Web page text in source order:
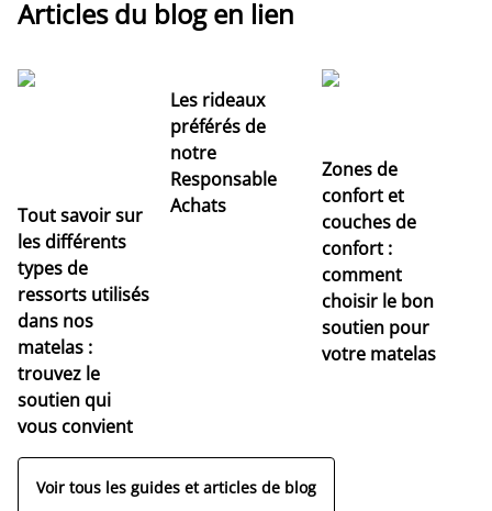
Articles du blog en lien
Tout savoir sur
les différents
types de
ressorts utilisés
dans nos
matelas :
trouvez le
soutien qui
vous convient
Les rideaux
préférés de
notre
Responsable
Achats
Zones de
confort et
couches de
confort :
comment
choisir le bon
soutien pour
votre matelas
Voir tous les guides et articles de blog